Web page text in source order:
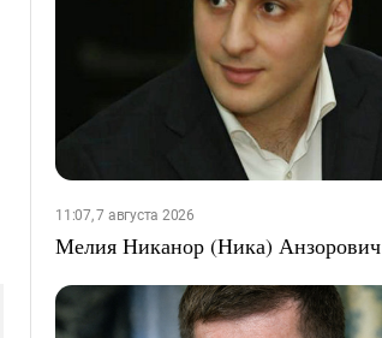
11:07, 7 августа 2026
Мелия Никанор (Ника) Анзорович